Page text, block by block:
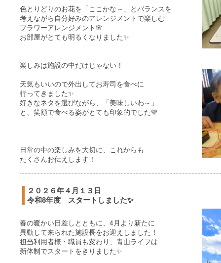
色とりどりのお花を「ここかな～」とバランスを
考えながら自分好みのアレンジメントで楽しむ
フラワーアレンジメント🌸
お部屋がとても明るくなりました✨
楽しみは施設の中だけじゃない！
天気もいいので外出してお寿司を食べに
行ってきました✨
好きなネタを選びながら、「美味しいわ～」
と、笑顔で食べる姿がとても印象的でした💛
日常の中の楽しみを大切に、これからも
たくさんお伝えします！
２０２６年４月１３日
令和8年度 スタートしました✨
春の暖かい日差しとともに、4月より新たに
異動して来られた施設長をお迎えしました！
担当利用者様・職員も変わり、青山ライフは
新体制でスタートをきりました✨